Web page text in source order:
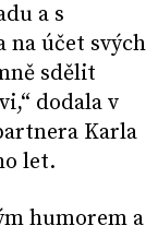
a s
na účet svých
sdělit
dodala v
Karla
let.
humorem a